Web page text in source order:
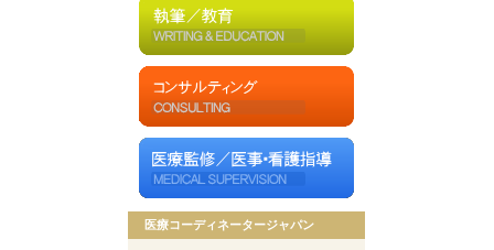
医療コーディネータージャパン